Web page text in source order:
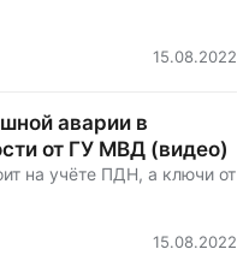
15.08.2022
аварии в
от ГУ МВД (видео)
на учёте ПДН, а ключи от
15.08.2022